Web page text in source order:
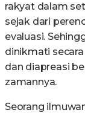
rakyat dalam
sejak dari
evaluasi.
dinikmati
dan diapreasi
zamannya.
Seorang